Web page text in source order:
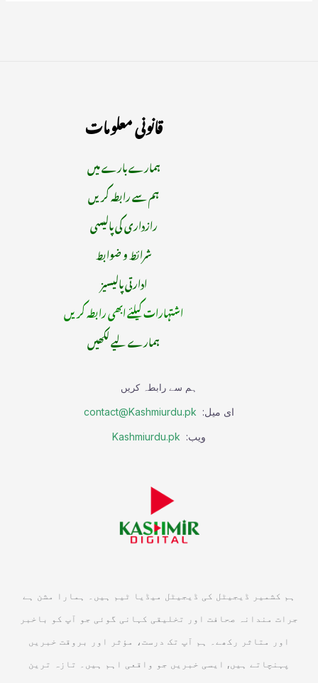
قانونی معلومات
ہمارے بارے میں
ہم سے رابطہ کریں
رازداری کی پالیسی
شرائط و ضوابط
ادارتی پالیسیز
اشتہارات کیلئے ابھی رابطہ کریں
ہمارے لیے لکھیں
ہم سے رابطہ کریں
ای میل: contact@Kashmiurdu.pk
ویب: Kashmiurdu.pk
ہم کشمیر ڈیجیٹل کی ڈیجیٹل میڈیا ٹیم ہیں۔ ہمارا مشن ہے
جرات مندانہ صحافت اور تخلیقی کہانی گوئی جو آپ کو باخبر
اور متاثر رکھے۔ ہم آپ تک درست، مؤثر اور بروقت خبریں
پہنچاتے ہیں, ایسی خبریں جو واقعی اہم ہیں۔ تازہ ترین